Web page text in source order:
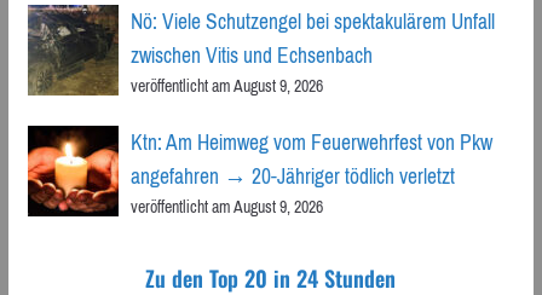
Nö: Viele Schutzengel bei spektakulärem Unfall
zwischen Vitis und Echsenbach
veröffentlicht am August 9, 2026
Ktn: Am Heimweg vom Feuerwehrfest von Pkw
angefahren → 20-Jähriger tödlich verletzt
veröffentlicht am August 9, 2026
Zu den Top 20 in 24 Stunden